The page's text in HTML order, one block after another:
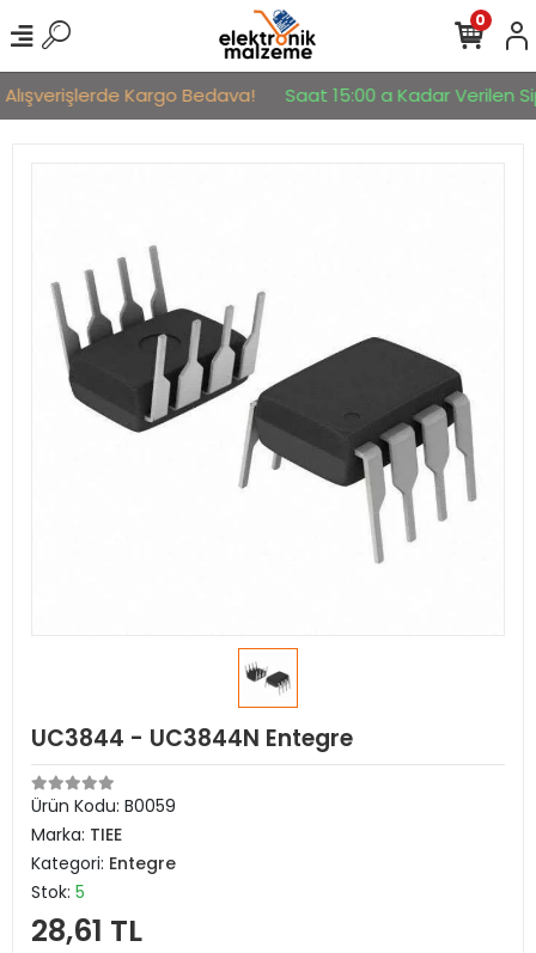
Kargo Bedava! Saat 15:00 a Kadar Verilen
0
UC3844 - UC3844N Entegre
Ürün Kodu: B0059
Marka: TIEE
Kategori: Entegre
Stok: 5
28,61 TL